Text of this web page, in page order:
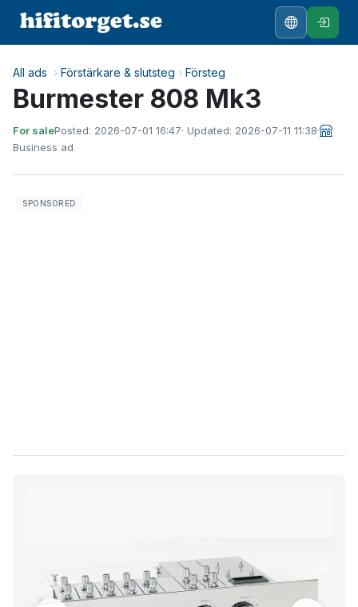
All ads › Förstärkare & slutsteg › Försteg
Burmester 808 Mk3
For salePosted: 2026-07-01 16:47· Updated: 2026-07-11 11:38·
Business ad